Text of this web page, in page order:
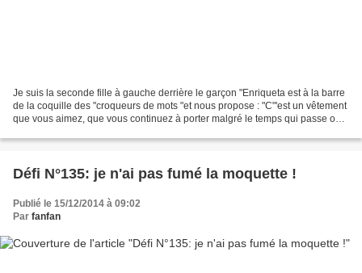
Je suis la seconde fille à gauche derrière le garçon "Enriqueta est à la barre
de la coquille des "croqueurs de mots "et nous propose : "C"'est un vêtement
que vous aimez, que vous continuez à porter malgré le temps qui passe ou
Défi N°135: je n'ai pas fumé la moquette !
Publié le 15/12/2014 à 09:02
Par fanfan